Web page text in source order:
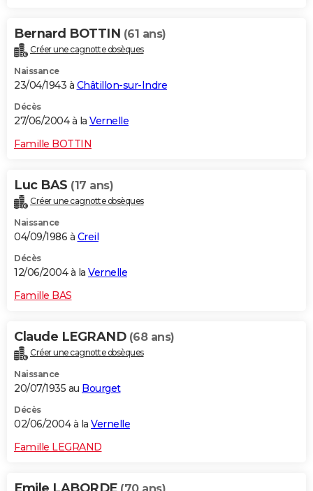
Bernard BOTTIN (61 ans)
Créer une cagnotte obsèques
Naissance
23/04/1943 à Châtillon-sur-Indre
Décès
27/06/2004 à la Vernelle
Famille BOTTIN
Luc BAS (17 ans)
Créer une cagnotte obsèques
Naissance
04/09/1986 à Creil
Décès
12/06/2004 à la Vernelle
Famille BAS
Claude LEGRAND (68 ans)
Créer une cagnotte obsèques
Naissance
20/07/1935 au Bourget
Décès
02/06/2004 à la Vernelle
Famille LEGRAND